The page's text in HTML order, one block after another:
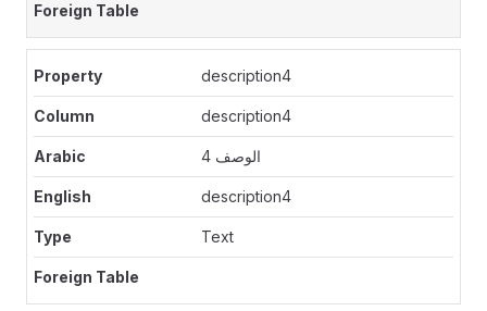
description4
description4
الوصف 4
description4
Text